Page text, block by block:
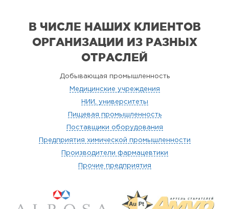
В ЧИСЛЕ НАШИХ КЛИЕНТОВ
ОРГАНИЗАЦИИ ИЗ РАЗНЫХ
ОТРАСЛЕЙ
Добывающая промышленность
Медицинские учреждения
НИИ, университеты
Пищевая промышленность
Поставщики оборудования
Предприятия химической промышленности
Производители фармацевтики
Прочие предприятия